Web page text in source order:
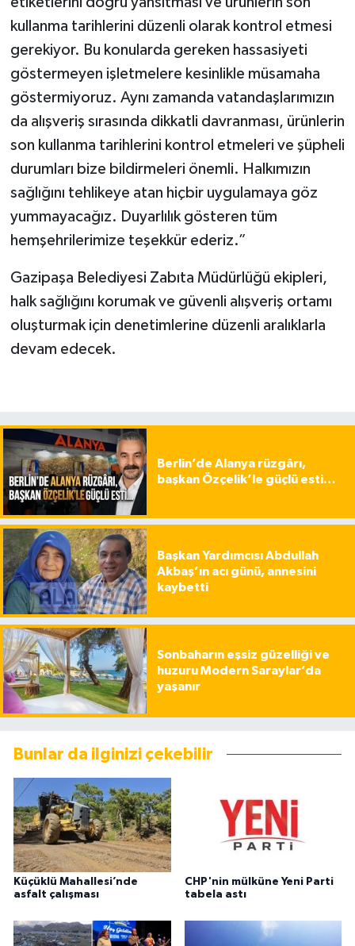
kullanma tarihlerini düzenli olarak kontrol etmesi
gerekiyor. Bu konularda gereken hassasiyeti
göstermeyen işletmelere kesinlikle müsamaha
göstermiyoruz. Aynı zamanda vatandaşlarımızın
da alışveriş sırasında dikkatli davranması, ürünlerin
son kullanma tarihlerini kontrol etmeleri ve şüpheli
durumları bize bildirmeleri önemli. Halkımızın
sağlığını tehlikeye atan hiçbir uygulamaya göz
yummayacağız. Duyarlılık gösteren tüm
hemşehrilerimize teşekkür ederiz.”
Gazipaşa Belediyesi Zabıta Müdürlüğü ekipleri,
halk sağlığını korumak ve güvenli alışveriş ortamı
oluşturmak için denetimlerine düzenli aralıklarla
devam edecek.
Berlin’de Alanya rüzgârı,
başkan Özçelik’le güçlü esti…
Başkan Yardımcısı Abdullah
Akbaş’ın acı günü, annesini
kaybetti
Sonbaharın eşsiz güzelliği ve
huzuru Modern Saraylar’da
yaşanır
Bunlar da ilginizi çekebilir
Küçüklü Mahallesi’nde
asfalt çalışması
CHP'nin mülküne Yeni Parti
tabela astı